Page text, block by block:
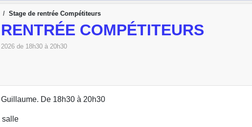
Stage de rentrée Compétiteurs
COMPÉTITEURS
2026 de 18h30 à 20h30
De 18h30 à 20h30
salle